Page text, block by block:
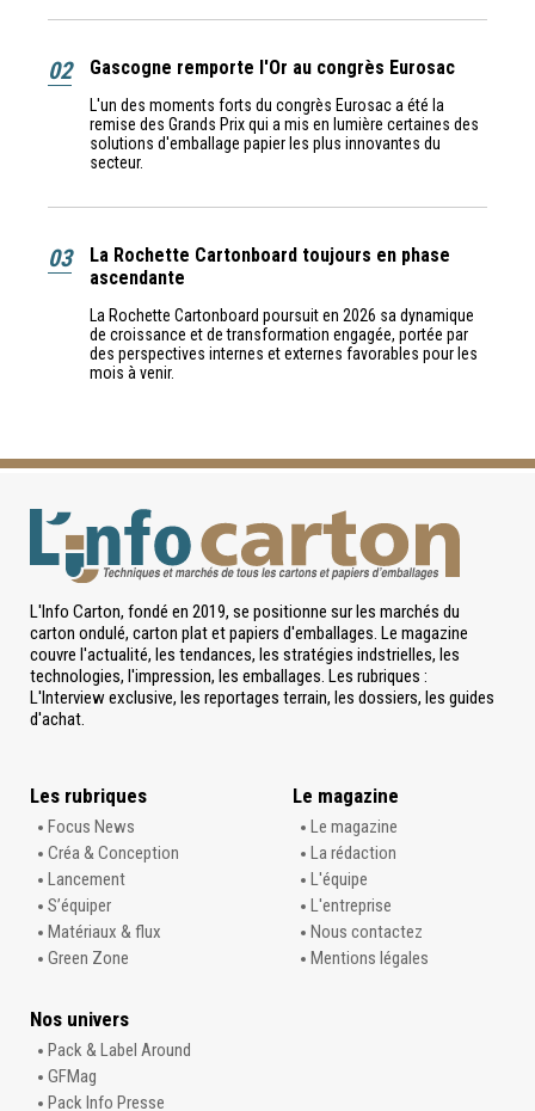
02 Gascogne remporte l'Or au congrès Eurosac
L'un des moments forts du congrès Eurosac a été la
remise des Grands Prix qui a mis en lumière certaines des
solutions d'emballage papier les plus innovantes du
secteur.
03
La Rochette Cartonboard toujours en phase
ascendante
La Rochette Cartonboard poursuit en 2026 sa dynamique
de croissance et de transformation engagée, portée par
des perspectives internes et externes favorables pour les
mois à venir.
L'Info Carton, fondé en 2019, se positionne sur les marchés du
carton ondulé, carton plat et papiers d'emballages. Le magazine
couvre l'actualité, les tendances, les stratégies indstrielles, les
technologies, l'impression, les emballages. Les rubriques :
L'Interview exclusive, les reportages terrain, les dossiers, les guides
d'achat.
Les rubriques
Focus News
Créa & Conception
Lancement
S’équiper
Matériaux & flux
Green Zone
Le magazine
Le magazine
La rédaction
L'équipe
L'entreprise
Nous contactez
Mentions légales
Nos univers
Pack & Label Around
GFMag
Pack Info Presse